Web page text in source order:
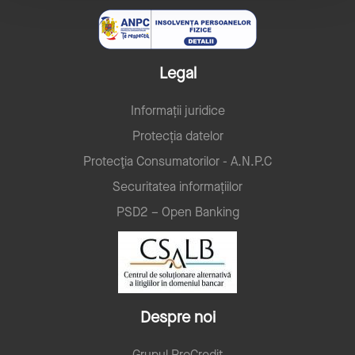
Legal
Informații juridice
Protecția datelor
Protecţia Consumatorilor - A.N.P.C
Securitatea informațiilor
PSD2 – Open Banking
Despre noi